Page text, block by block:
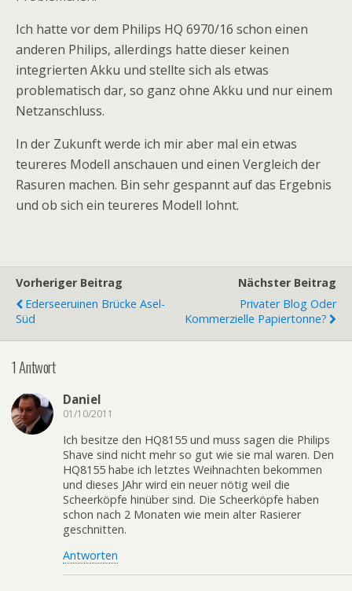
Ich hatte vor dem Philips HQ 6970/16 schon einen
anderen Philips, allerdings hatte dieser keinen
integrierten Akku und stellte sich als etwas
problematisch dar, so ganz ohne Akku und nur einem
Netzanschluss.
In der Zukunft werde ich mir aber mal ein etwas
teureres Modell anschauen und einen Vergleich der
Rasuren machen. Bin sehr gespannt auf das Ergebnis
und ob sich ein teureres Modell lohnt.
Vorheriger Beitrag
Ederseeruinen Brücke Asel-
Süd
Nächster Beitrag
Privater Blog Oder
Kommerzielle Papiertonne?
1 Antwort
Daniel
01/10/2011
Ich besitze den HQ8155 und muss sagen die Philips
Shave sind nicht mehr so gut wie sie mal waren. Den
HQ8155 habe ich letztes Weihnachten bekommen
und dieses JAhr wird ein neuer nötig weil die
Scheerköpfe hinüber sind. Die Scheerköpfe haben
schon nach 2 Monaten wie mein alter Rasierer
geschnitten.
Antworten